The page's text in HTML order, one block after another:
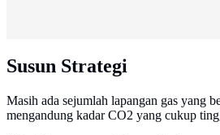
Susun Strategi
Masih ada sejumlah lapangan gas yang
mengandung kadar CO2 yang cukup